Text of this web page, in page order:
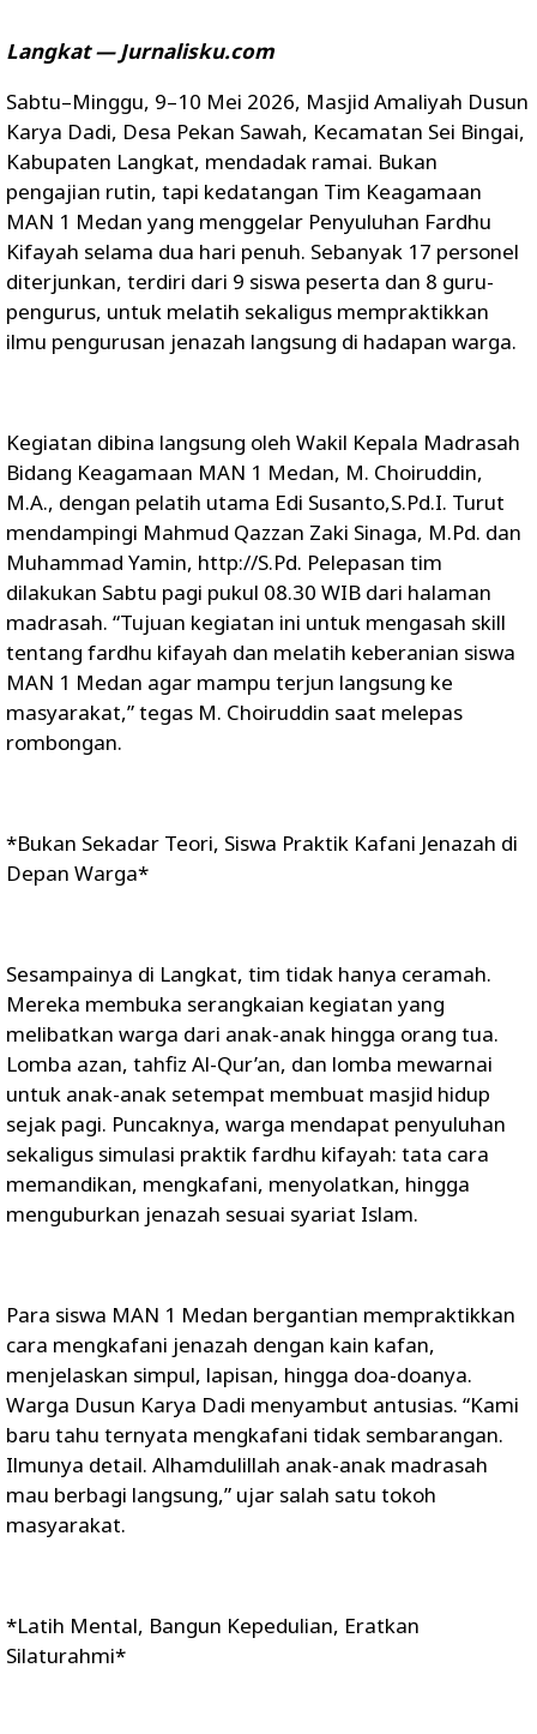
Langkat — Jurnalisku.com
Sabtu–Minggu, 9–10 Mei 2026, Masjid Amaliyah Dusun
Karya Dadi, Desa Pekan Sawah, Kecamatan Sei Bingai,
Kabupaten Langkat, mendadak ramai. Bukan
pengajian rutin, tapi kedatangan Tim Keagamaan
MAN 1 Medan yang menggelar Penyuluhan Fardhu
Kifayah selama dua hari penuh. Sebanyak 17 personel
diterjunkan, terdiri dari 9 siswa peserta dan 8 guru-
pengurus, untuk melatih sekaligus mempraktikkan
ilmu pengurusan jenazah langsung di hadapan warga.
Kegiatan dibina langsung oleh Wakil Kepala Madrasah
Bidang Keagamaan MAN 1 Medan, M. Choiruddin,
M.A., dengan pelatih utama Edi Susanto,S.Pd.I. Turut
mendampingi Mahmud Qazzan Zaki Sinaga, M.Pd. dan
Muhammad Yamin, http://S.Pd. Pelepasan tim
dilakukan Sabtu pagi pukul 08.30 WIB dari halaman
madrasah. “Tujuan kegiatan ini untuk mengasah skill
tentang fardhu kifayah dan melatih keberanian siswa
MAN 1 Medan agar mampu terjun langsung ke
masyarakat,” tegas M. Choiruddin saat melepas
rombongan.
*Bukan Sekadar Teori, Siswa Praktik Kafani Jenazah di
Depan Warga*
Sesampainya di Langkat, tim tidak hanya ceramah.
Mereka membuka serangkaian kegiatan yang
melibatkan warga dari anak-anak hingga orang tua.
Lomba azan, tahfiz Al-Qur’an, dan lomba mewarnai
untuk anak-anak setempat membuat masjid hidup
sejak pagi. Puncaknya, warga mendapat penyuluhan
sekaligus simulasi praktik fardhu kifayah: tata cara
memandikan, mengkafani, menyolatkan, hingga
menguburkan jenazah sesuai syariat Islam.
Para siswa MAN 1 Medan bergantian mempraktikkan
cara mengkafani jenazah dengan kain kafan,
menjelaskan simpul, lapisan, hingga doa-doanya.
Warga Dusun Karya Dadi menyambut antusias. “Kami
baru tahu ternyata mengkafani tidak sembarangan.
Ilmunya detail. Alhamdulillah anak-anak madrasah
mau berbagi langsung,” ujar salah satu tokoh
masyarakat.
*Latih Mental, Bangun Kepedulian, Eratkan
Silaturahmi*